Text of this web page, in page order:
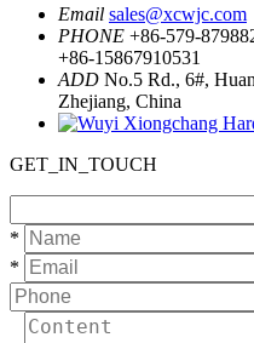
Email sales@xcwjc.com
PHONE +86-579-
+86-15867910531
ADD No.5 Rd., 6#,
Zhejiang, China
GET_IN_TOUCH
*
*